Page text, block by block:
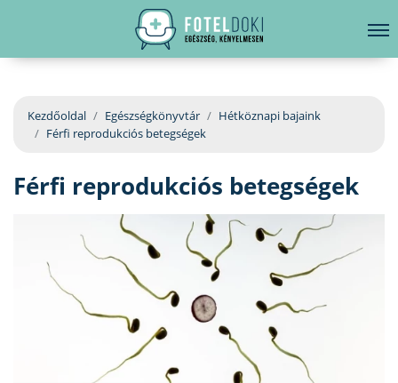
EGÉSZSÉGKÖNYVTÁR
BETEGSÉGKALAUZ
ÜGYELETKERESŐ
ORVOS VÁLASZOL
ORVOSKERESŐ
hirdetés
Kezdőoldal Egészségkönyvtár
Hétköznapi bajaink
Férfi reprodukciós betegségek
Férfi reprodukciós betegségek